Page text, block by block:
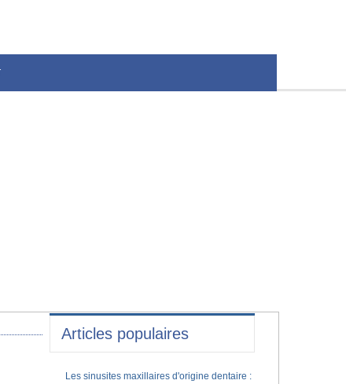
Articles populaires
Les sinusites maxillaires d'origine dentaire :